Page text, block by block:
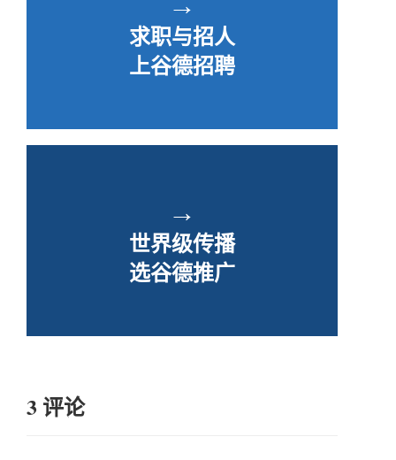
求职与招人
上谷德招聘
→
世界级传播
选谷德推广
3 评论